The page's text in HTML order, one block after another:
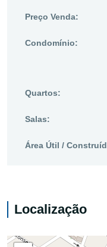
Preço Venda:
Condomínio:
Quartos:
Salas:
Área Útil /
Localização